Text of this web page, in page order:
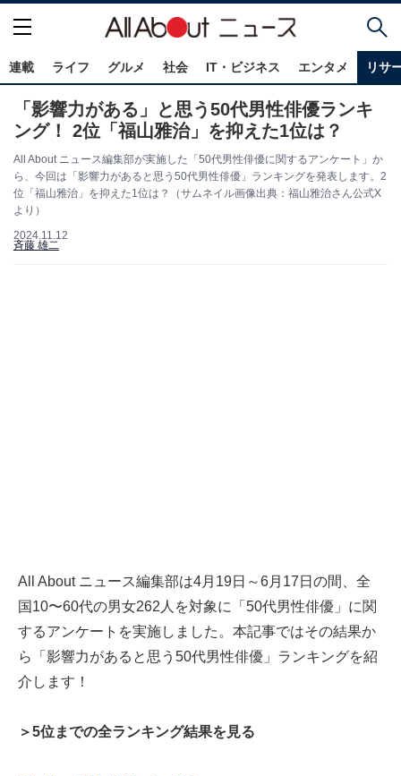
連載 ライフ グルメ 社会 IT・ビジネス エンタメ リサ
「影響力がある」と思う50代男性俳優ランキ
ング！ 2位「福山雅治」を抑えた1位は？
All About ニュース編集部が実施した「50代男性俳優に関するアンケート」か
ら、今回は「影響力があると思う50代男性俳優」ランキングを発表します。2
位「福山雅治」を抑えた1位は？（サムネイル画像出典：福山雅治さん公式X
より）
2024.11.12
斉藤 雄二
All About ニュース編集部は4月19日～6月17日の間、全
国10〜60代の男女262人を対象に「50代男性俳優」に関
するアンケートを実施しました。本記事ではその結果か
ら「影響力があると思う50代男性俳優」ランキングを紹
介します！
＞5位までの全ランキング結果を見る